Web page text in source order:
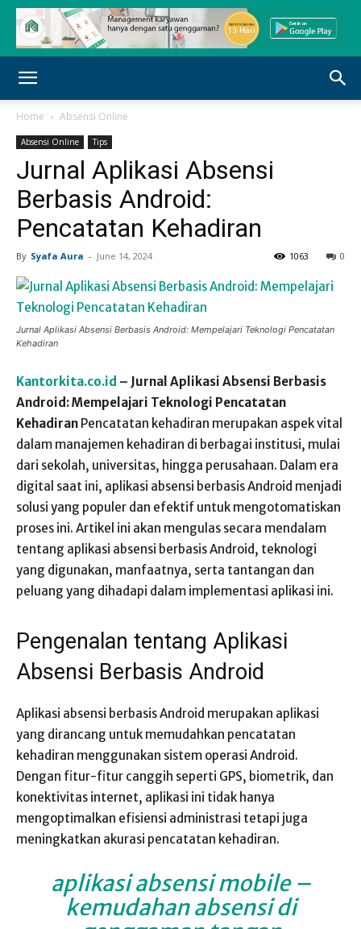
Home Absensi Online
Absensi Online Tips
Jurnal Aplikasi Absensi
Berbasis Android:
Pencatatan Kehadiran
By Syafa Aura - June 14, 2024 0
1063
Jurnal Aplikasi Absensi Berbasis Android: Mempelajari Teknologi Pencatatan
Kehadiran
Kantorkita.co.id – Jurnal Aplikasi Absensi Berbasis
Android: Mempelajari Teknologi Pencatatan
Kehadiran Pencatatan kehadiran merupakan aspek vital
dalam manajemen kehadiran di berbagai institusi, mulai
dari sekolah, universitas, hingga perusahaan. Dalam era
digital saat ini, aplikasi absensi berbasis Android menjadi
solusi yang populer dan efektif untuk mengotomatiskan
proses ini. Artikel ini akan mengulas secara mendalam
tentang aplikasi absensi berbasis Android, teknologi
yang digunakan, manfaatnya, serta tantangan dan
peluang yang dihadapi dalam implementasi aplikasi ini.
Pengenalan tentang Aplikasi
Absensi Berbasis Android
Aplikasi absensi berbasis Android merupakan aplikasi
yang dirancang untuk memudahkan pencatatan
kehadiran menggunakan sistem operasi Android.
Dengan fitur-fitur canggih seperti GPS, biometrik, dan
konektivitas internet, aplikasi ini tidak hanya
mengoptimalkan efisiensi administrasi tetapi juga
meningkatkan akurasi pencatatan kehadiran.
aplikasi absensi mobile –
kemudahan absensi di